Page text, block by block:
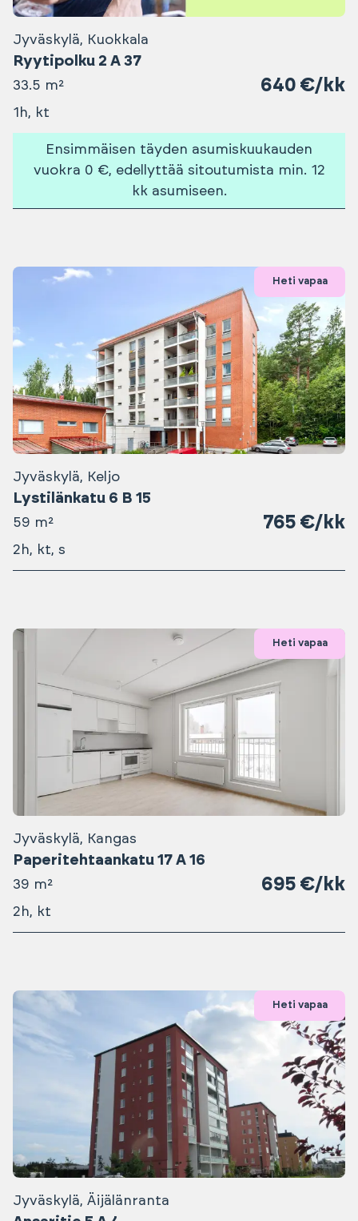
Jyväskylä, Kuokkala
Ryytipolku 2 A 37
33.5 m² 640 €/kk
1h, kt
Ensimmäisen täyden asumiskuukauden
vuokra 0 €, edellyttää sitoutumista min. 12
kk asumiseen.
Heti vapaa
Jyväskylä, Keljo
Lystilänkatu 6 B 15
59 m² 765 €/kk
2h, kt, s
Heti vapaa
Jyväskylä, Kangas
Paperitehtaankatu 17 A 16
39 m² 695 €/kk
2h, kt
Heti vapaa
Jyväskylä, Äijälänranta